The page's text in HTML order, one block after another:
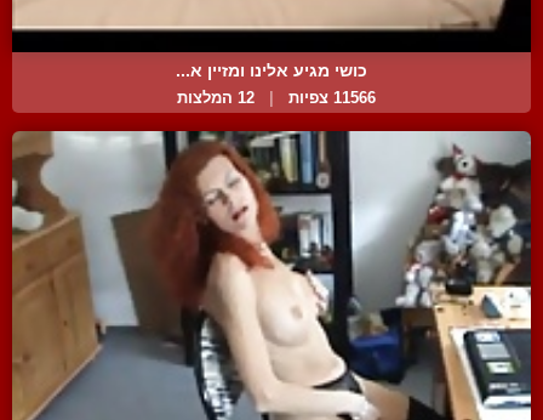
כושי מגיע אלינו ומזיין א...
11566 צפיות 12 המלצות